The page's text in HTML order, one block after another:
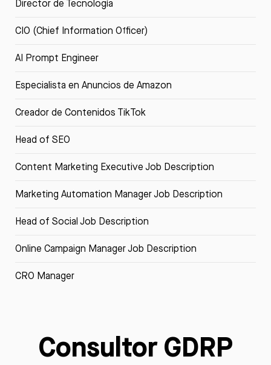
Director de Tecnología
CIO (Chief Information Officer)
AI Prompt Engineer
Especialista en Anuncios de Amazon
Creador de Contenidos TikTok
Head of SEO
Content Marketing Executive Job Description
Marketing Automation Manager Job Description
Head of Social Job Description
Online Campaign Manager Job Description
CRO Manager
Consultor GDRP